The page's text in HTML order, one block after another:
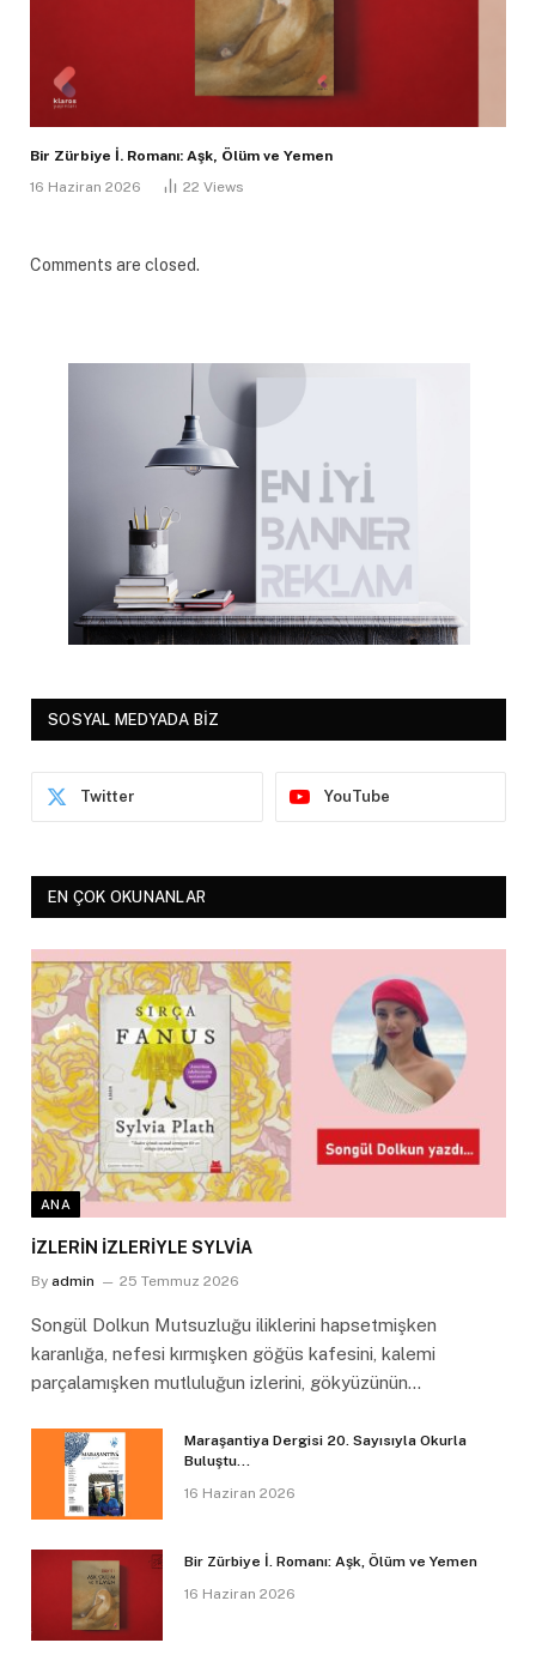
Bir Zürbiye İ. Romanı: Aşk, Ölüm ve Yemen
16 Haziran 2026
22 Views
Comments are closed.
SOSYAL MEDYADA BİZ
Twitter YouTube
EN ÇOK OKUNANLAR
ANA
İZLERİN İZLERİYLE SYLVİA
By admin 25 Temmuz 2026
Songül Dolkun Mutsuzluğu iliklerini hapsetmişken
karanlığa, nefesi kırmışken göğüs kafesini, kalemi
parçalamışken mutluluğun izlerini, gökyüzünün…
Maraşantiya Dergisi 20. Sayısıyla Okurla
Buluştu…
16 Haziran 2026
Bir Zürbiye İ. Romanı: Aşk, Ölüm ve Yemen
16 Haziran 2026